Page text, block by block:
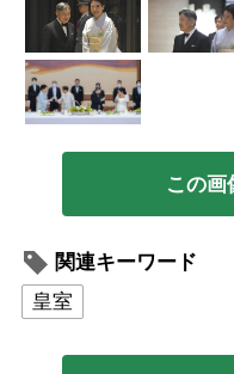
この画
関連キーワード
皇室